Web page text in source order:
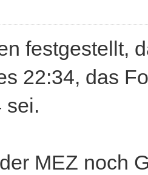
festgestellt,
22:34, das
sei.
MEZ noch